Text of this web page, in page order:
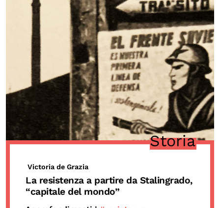
Storia
Victoria de Grazia
La resistenza a partire da Stalingrado,
“capitale del mondo”